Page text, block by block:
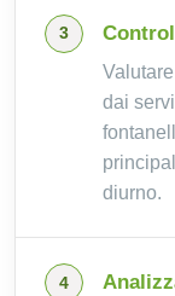
dai
diurno.